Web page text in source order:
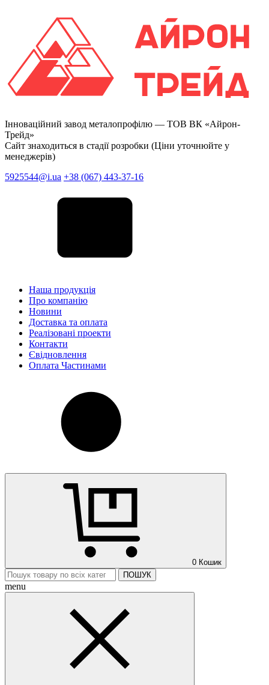
Інноваційний завод металопрофілю — ТОВ ВК «Айрон-
Трейд»
Сайт знаходиться в стадії розробки (Ціни уточнюйте у
менеджерів)
5925544@i.ua +38 (067) 443-37-16
Наша продукція
Про компанію
Новини
Доставка та оплата
Реалізовані проекти
Контакти
Євідновлення
Оплата Частинами
0 Кошик
ПОШУК
menu